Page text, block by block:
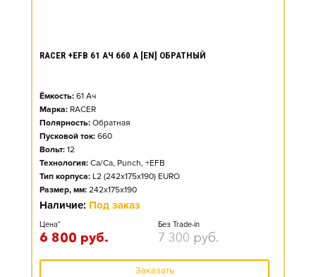
RACER +EFB 61 АЧ 660 А [EN] ОБРАТНЫЙ
Ёмкость: 61 Ач
Марка: RACER
Полярность: Обратная
Пусковой ток: 660
Вольт: 12
Технология: Ca/Ca, Punch, +EFB
Тип корпуса: L2 (242x175x190) EURO
Размер, мм: 242x175x190
Наличие: Под заказ
Цена*
6 800 руб.
Без Trade-in
7 300 руб.
Заказать